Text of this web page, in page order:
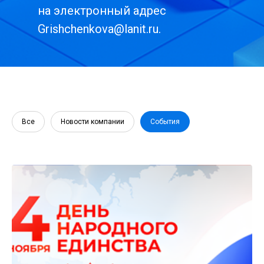
на электронный адрес
Grishchenkova@lanit.ru.
Все Новости компании События